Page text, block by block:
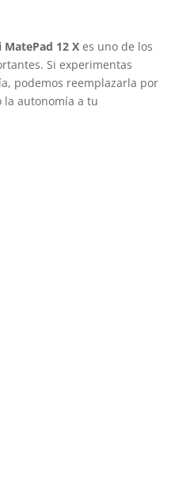
MatePad 12 Xes uno de los
Si experimentas
podemos reemplazarla por
la autonomía a tu